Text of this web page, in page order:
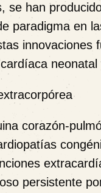
se han
paradigma en
innovaciones
corazón-
persistente